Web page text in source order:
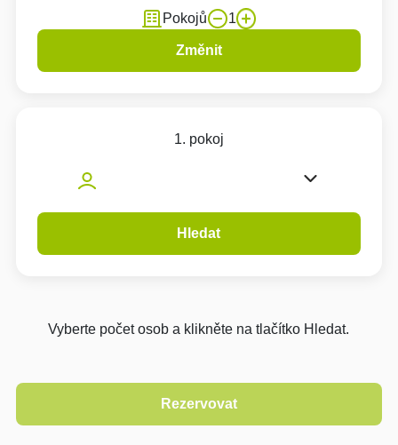
Pokojů 1
Změnit
1. pokoj
Hledat
Vyberte počet osob a klikněte na tlačítko Hledat.